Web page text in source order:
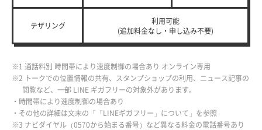
テザリング
利用可能
(追加料金なし・申し込み不要)
※1 通話料別 時間帯により速度制御の場合あり オンライン専用
※2 トークでの位置情報の共有、スタンプショップの利用、ニュース記事の
閲覧など、一部 LINE ギガフリーの対象外があります。
・時間帯により速度制御の場合あり
・その他の詳細は文末の「「LINEギガフリー」について」を参照
※3 ナビダイヤル（0570から始まる番号）など異なる料金の電話番号あり